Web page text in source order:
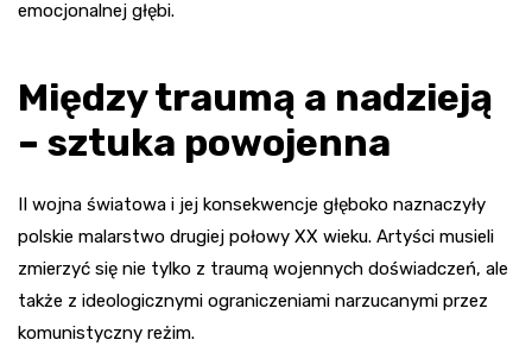
emocjonalnej głębi.
Między traumą a nadzieją
– sztuka powojenna
II wojna światowa i jej konsekwencje głęboko naznaczyły
polskie malarstwo drugiej połowy XX wieku. Artyści musieli
zmierzyć się nie tylko z traumą wojennych doświadczeń, ale
także z ideologicznymi ograniczeniami narzucanymi przez
komunistyczny reżim.